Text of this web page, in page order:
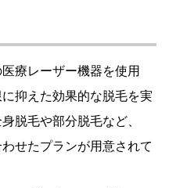
療レーザー機器を使用
抑えた効果的な脱毛を実
脱毛や部分脱毛など、
せたプランが用意されて